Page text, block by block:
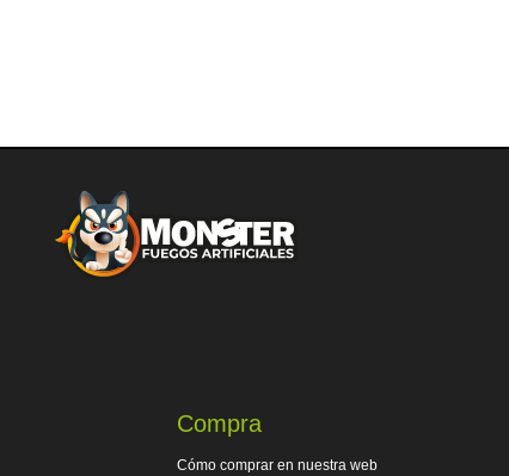
Compra
Cómo comprar en nuestra web